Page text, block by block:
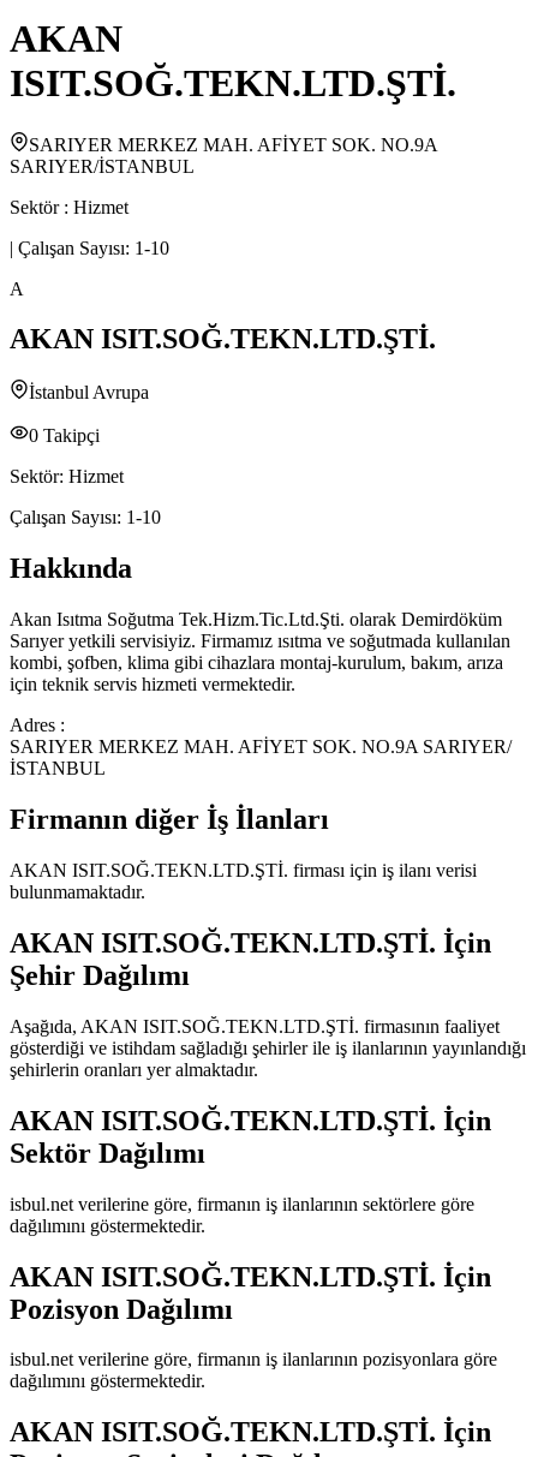
AKAN
ISIT.SOĞ.TEKN.LTD.ŞTİ.
SARIYER MERKEZ MAH. AFİYET SOK. NO.9A
SARIYER/İSTANBUL
Sektör : Hizmet
| Çalışan Sayısı: 1-10
A
AKAN ISIT.SOĞ.TEKN.LTD.ŞTİ.
İstanbul Avrupa
0 Takipçi
Sektör: Hizmet
Çalışan Sayısı: 1-10
Hakkında
Akan Isıtma Soğutma Tek.Hizm.Tic.Ltd.Şti. olarak Demirdöküm
Sarıyer yetkili servisiyiz. Firmamız ısıtma ve soğutmada kullanılan
kombi, şofben, klima gibi cihazlara montaj-kurulum, bakım, arıza
için teknik servis hizmeti vermektedir.
Adres :
SARIYER MERKEZ MAH. AFİYET SOK. NO.9A SARIYER/
İSTANBUL
Firmanın diğer İş İlanları
AKAN ISIT.SOĞ.TEKN.LTD.ŞTİ. firması için iş ilanı verisi
bulunmamaktadır.
AKAN ISIT.SOĞ.TEKN.LTD.ŞTİ. İçin
Şehir Dağılımı
Aşağıda, AKAN ISIT.SOĞ.TEKN.LTD.ŞTİ. firmasının faaliyet
gösterdiği ve istihdam sağladığı şehirler ile iş ilanlarının yayınlandığı
şehirlerin oranları yer almaktadır.
AKAN ISIT.SOĞ.TEKN.LTD.ŞTİ. İçin
Sektör Dağılımı
isbul.net verilerine göre, firmanın iş ilanlarının sektörlere göre
dağılımını göstermektedir.
AKAN ISIT.SOĞ.TEKN.LTD.ŞTİ. İçin
Pozisyon Dağılımı
isbul.net verilerine göre, firmanın iş ilanlarının pozisyonlara göre
dağılımını göstermektedir.
AKAN ISIT.SOĞ.TEKN.LTD.ŞTİ. İçin